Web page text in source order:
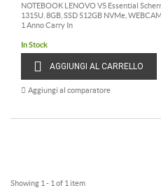
NOTEBOOK LENOVO V5 Essential
1315U. 8GB, SSD 512GB NVMe,
1 Anno Carry In
In Stock
AGGIUNGI AL CARRELLO
Aggiungi al comparatore
Showing 1 - 1 of 1 item